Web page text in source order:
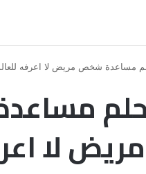
مساعدة شخص مريض لا اعرفه
لا